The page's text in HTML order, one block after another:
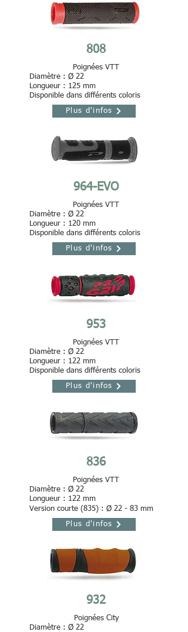
808
Poignées VTT
Diamètre : Ø 22
Longueur : 125 mm
Disponible dans différents coloris
Plus d'infos
964-EVO
Poignées VTT
Diamètre : Ø 22
Longueur : 120 mm
Disponible dans différents coloris
Plus d'infos
953
Poignées VTT
Diamètre : Ø 22
Longueur : 122 mm
Disponible dans différents coloris
Plus d'infos
836
Poignées VTT
Diamètre : Ø 22
Longueur : 122 mm
Version courte (835) : Ø 22 - 83 mm
Plus d'infos
932
Poignées City
Diamètre : Ø 22